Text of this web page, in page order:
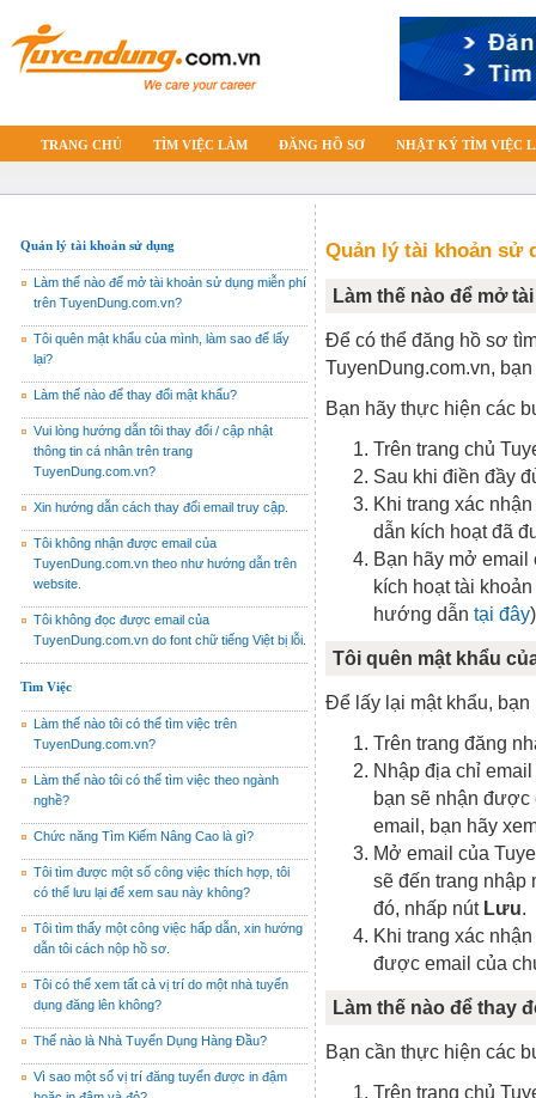
TRANG CHỦ TÌM VIỆC LÀM ĐĂNG HỒ SƠ NHẬT KÝ TÌM VIỆC
Quản lý tài khoản sử dụng
Làm thế nào để mở tài khoản sử dụng miễn phí
trên TuyenDung.com.vn?
Tôi quên mật khẩu của mình, làm sao để lấy
lại?
Làm thế nào để thay đổi mật khẩu?
Vui lòng hướng dẫn tôi thay đổi / cập nhật
thông tin cá nhân trên trang
TuyenDung.com.vn?
Xin hướng dẫn cách thay đổi email truy cập.
Tôi không nhận được email của
TuyenDung.com.vn theo như hướng dẫn trên
website.
Tôi không đọc được email của
TuyenDung.com.vn do font chữ tiếng Việt bị lỗi.
Tìm Việc
Làm thế nào tôi có thể tìm việc trên
TuyenDung.com.vn?
Làm thế nào tôi có thể tìm việc theo ngành
nghề?
Chức năng Tìm Kiếm Nâng Cao là gì?
Tôi tìm được một số công việc thích hợp, tôi
có thể lưu lại để xem sau này không?
Tôi tìm thấy một công việc hấp dẫn, xin hướng
dẫn tôi cách nộp hồ sơ.
Tôi có thể xem tất cả vị trí do một nhà tuyển
dụng đăng lên không?
Thế nào là Nhà Tuyển Dụng Hàng Đầu?
Vì sao một số vị trí đăng tuyển được in đậm
Quản lý tài khoản sử
Làm thế nào để mở
Để có thể đăng hồ sơ
TuyenDung.com.vn,
Bạn hãy thực hiện các
Trên trang chủ
Sau khi điền đầy
Khi trang xác
dẫn kích hoạt đã
Bạn hãy mở
kích hoạt tài
hướng dẫn tại đây
Tôi quên mật khẩu
Để lấy lại mật khẩu,
Trên trang đăng
Nhập địa chỉ
bạn sẽ nhận
email, bạn hãy
Mở email của
sẽ đến trang nhập
đó, nhấp nút Lưu.
Khi trang xác
được email của
Làm thế nào để thay
Bạn cần thực hiện các
Trên trang chủ